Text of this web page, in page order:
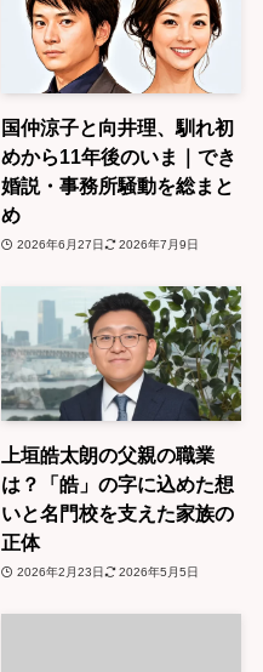
国仲涼子と向井理、馴れ初
めから11年後のいま｜でき
婚説・事務所騒動を総まと
め
2026年6月27日 2026年7月9日
上垣皓太朗の父親の職業
は？「皓」の字に込めた想
いと名門校を支えた家族の
正体
2026年2月23日 2026年5月5日